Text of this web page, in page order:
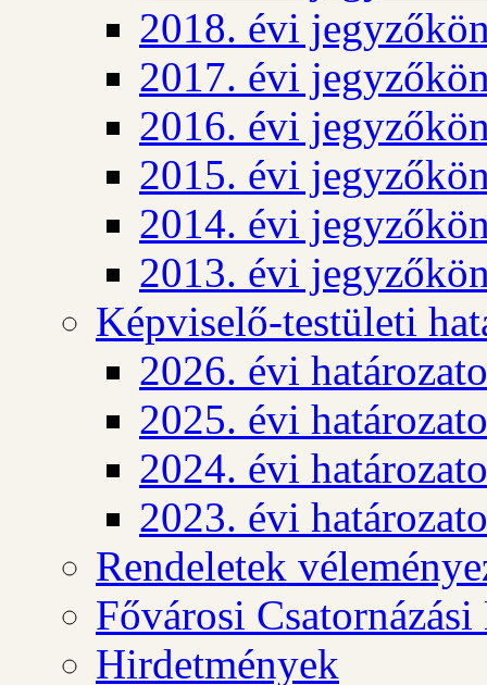
2018. évi
2017. évi
2016. évi
2015. évi
2014. évi
2013. évi
Képviselő-testületi
2026. évi
2025. évi
2024. évi
2023. évi
Rendeletek
Fővárosi
Hirdetmények